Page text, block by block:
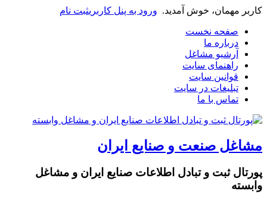
کاربر مهمان، خوش آمدید. ورود به پنل کاربریثبت نام
صفحه نخست
درباره ما
آرشیو مشاغل
راهنمای سایت
قوانین سایت
تبلیغات در سایت
تماس با ما
مشاغل صنعت و صنایع ایران
پورتال ثبت و تبادل اطلاعات صنایع ایران و مشاغل
وابسته